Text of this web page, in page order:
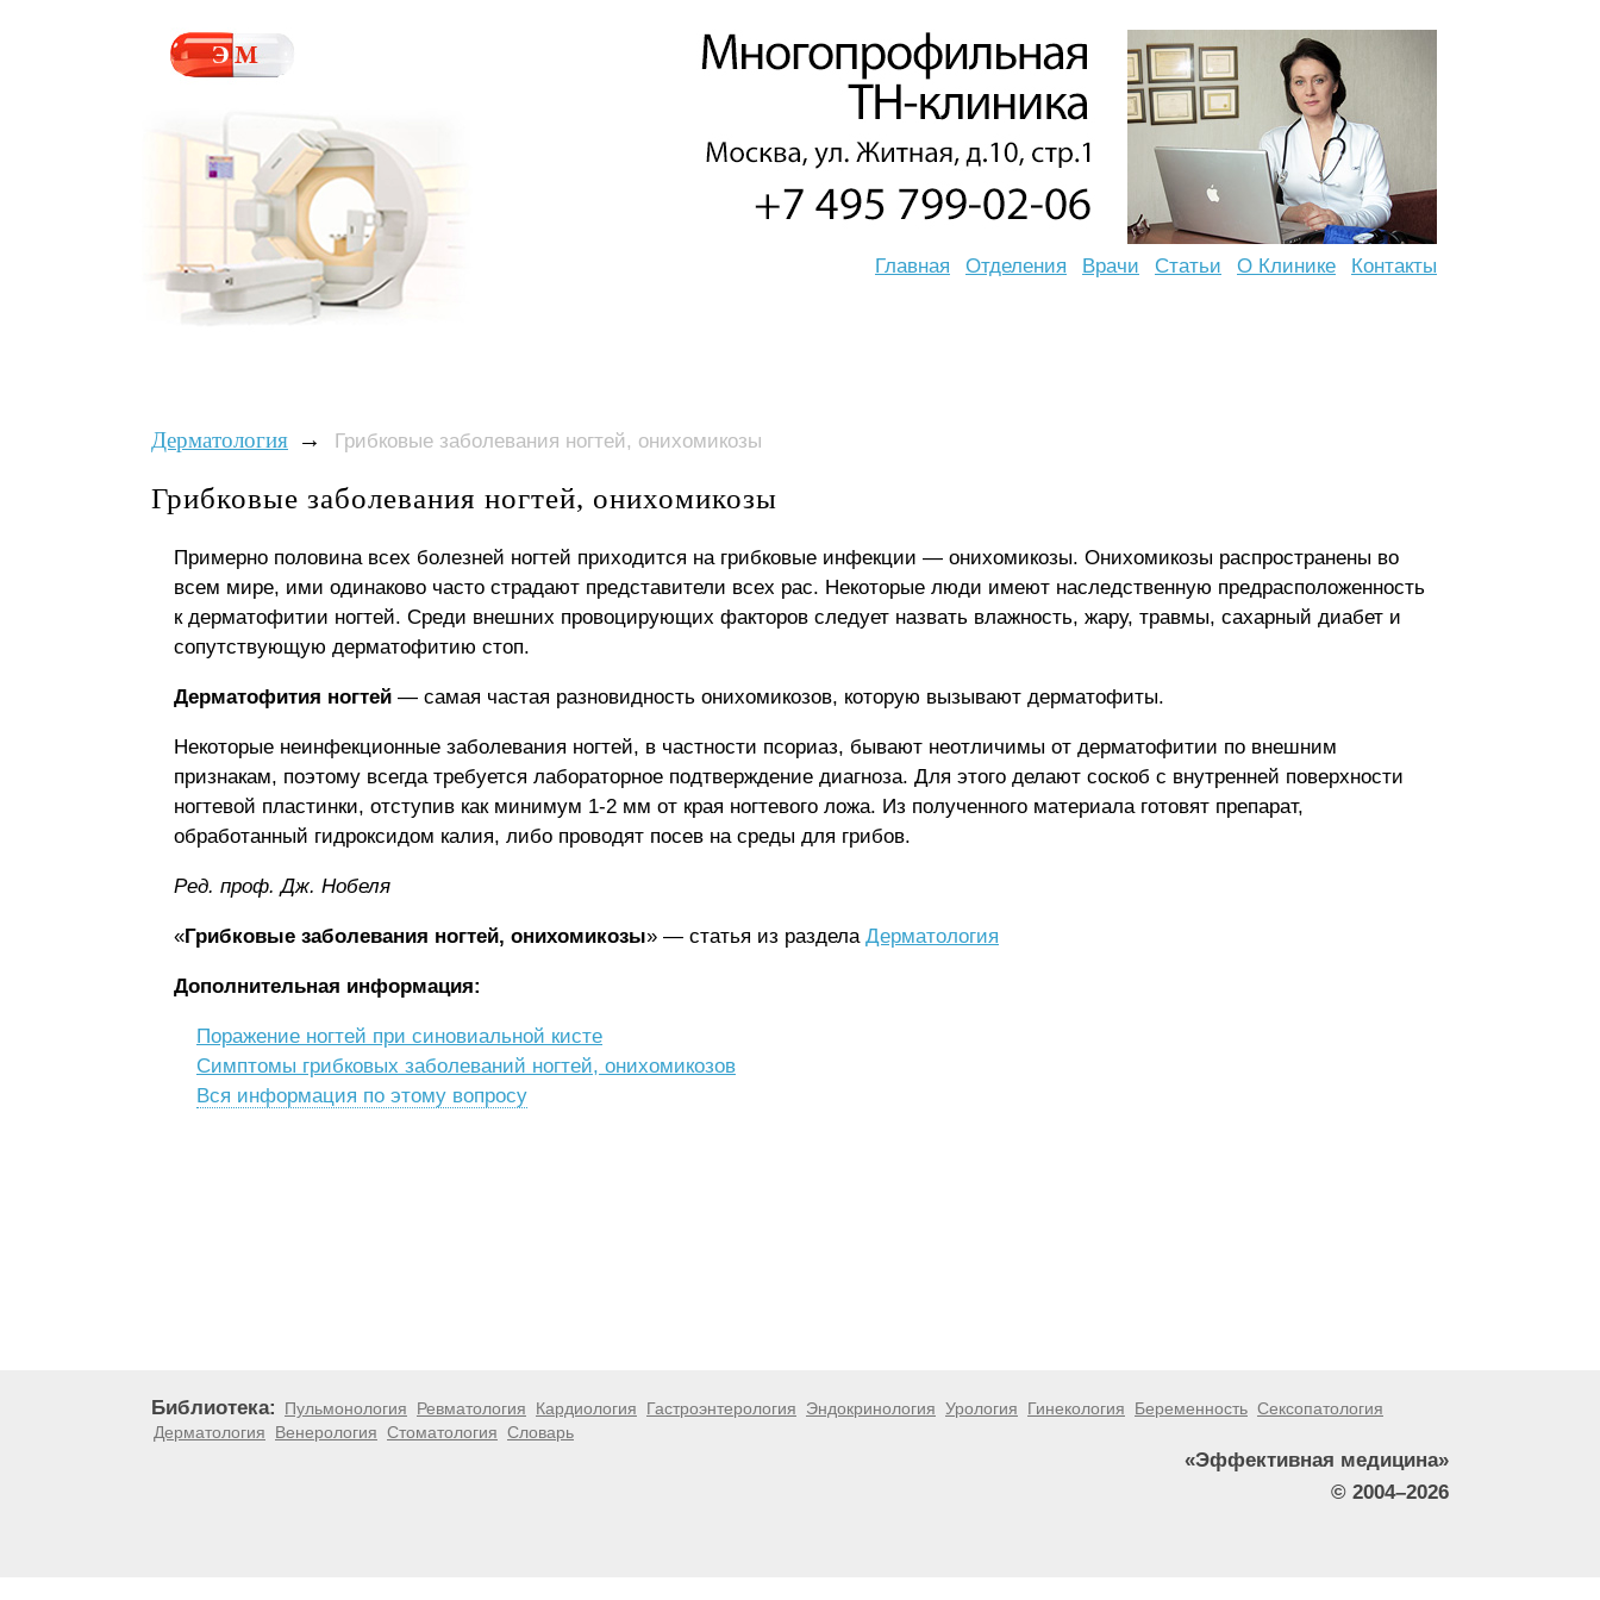
Главная Отделения Врачи Статьи О Клинике Контакты
Дерматология → Грибковые заболевания ногтей, онихомикозы
Грибковые заболевания ногтей, онихомикозы
Примерно половина всех болезней ногтей приходится на грибковые инфекции — онихомикозы. Онихомикозы распространены во
всем мире, ими одинаково часто страдают представители всех рас. Некоторые люди имеют наследственную предрасположенность
к дерматофитии ногтей. Среди внешних провоцирующих факторов следует назвать влажность, жару, травмы, сахарный диабет и
сопутствующую дерматофитию стоп.
Дерматофития ногтей — самая частая разновидность онихомикозов, которую вызывают дерматофиты.
Некоторые неинфекционные заболевания ногтей, в частности псориаз, бывают неотличимы от дерматофитии по внешним
признакам, поэтому всегда требуется лабораторное подтверждение диагноза. Для этого делают соскоб с внутренней поверхности
ногтевой пластинки, отступив как минимум 1-2 мм от края ногтевого ложа. Из полученного материала готовят препарат,
обработанный гидроксидом калия, либо проводят посев на среды для грибов.
Ред. проф. Дж. Нобеля
«Грибковые заболевания ногтей, онихомикозы» — статья из раздела Дерматология
Дополнительная информация:
Поражение ногтей при синовиальной кисте
Симптомы грибковых заболеваний ногтей, онихомикозов
Вся информация по этому вопросу
Библиотека: Пульмонология Ревматология Кардиология Гастроэнтерология Эндокринология Урология Гинекология Беременность Сексопатология
Дерматология
Венерология Стоматология Словарь
«Эффективная медицина»
© 2004–2026